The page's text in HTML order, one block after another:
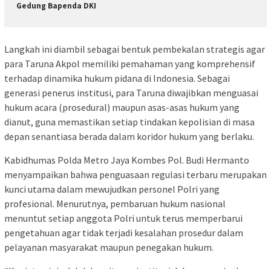
Gedung Bapenda DKI
Langkah ini diambil sebagai bentuk pembekalan strategis agar
para Taruna Akpol memiliki pemahaman yang komprehensif
terhadap dinamika hukum pidana di Indonesia. Sebagai
generasi penerus institusi, para Taruna diwajibkan menguasai
hukum acara (prosedural) maupun asas-asas hukum yang
dianut, guna memastikan setiap tindakan kepolisian di masa
depan senantiasa berada dalam koridor hukum yang berlaku.
Kabidhumas Polda Metro Jaya Kombes Pol. Budi Hermanto
menyampaikan bahwa penguasaan regulasi terbaru merupakan
kunci utama dalam mewujudkan personel Polri yang
profesional. Menurutnya, pembaruan hukum nasional
menuntut setiap anggota Polri untuk terus memperbarui
pengetahuan agar tidak terjadi kesalahan prosedur dalam
pelayanan masyarakat maupun penegakan hukum.